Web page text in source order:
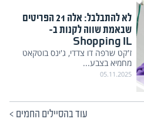
לא להתבלבל: אלה 21 הפריטים
שבאמת שווה לקנות ב-
Shopping IL
ז'קט שרפה דו צדדי, ג'ינס בוטקאט
מחמיא בצבע...
05.11.2025
עוד בהסיילים החמים >